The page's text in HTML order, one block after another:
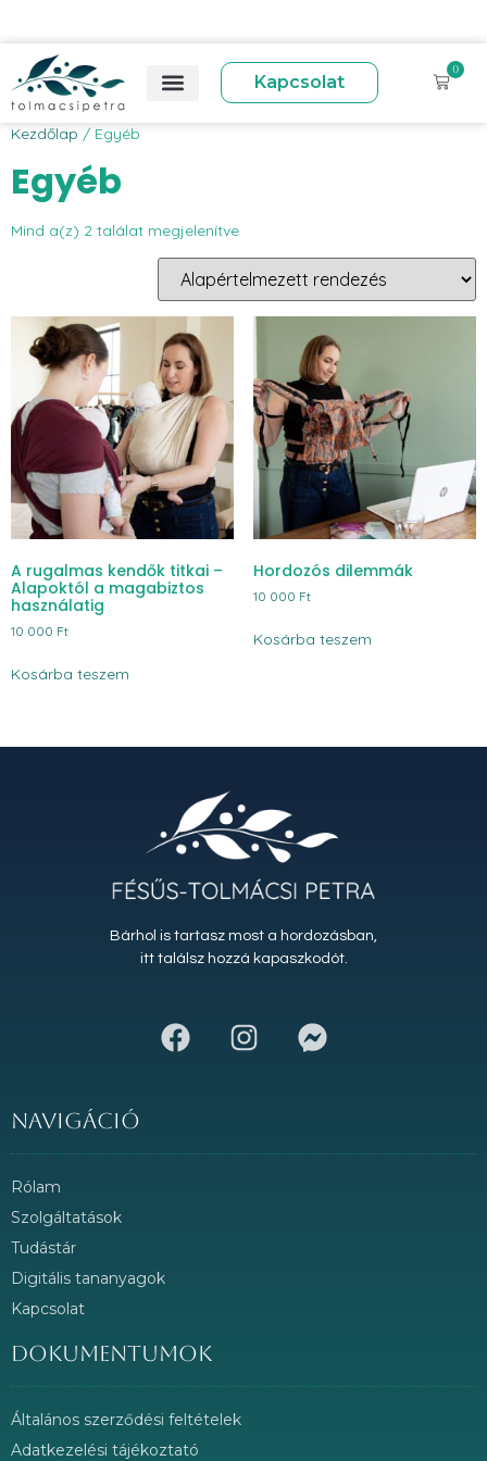
Kapcsolat
0
Kezdőlap / Egyéb
Egyéb
Mind a(z) 2 találat megjelenítve
A rugalmas kendők titkai –
Alapoktól a magabiztos
használatig
10 000 Ft
Kosárba teszem
Hordozós dilemmák
10 000 Ft
Kosárba teszem
Bárhol is tartasz most a hordozásban,
itt találsz hozzá kapaszkodót.
Navigáció
Rólam
Szolgáltatások
Tudástár
Digitális tananyagok
Kapcsolat
Dokumentumok
Általános szerződési feltételek
Adatkezelési tájékoztató